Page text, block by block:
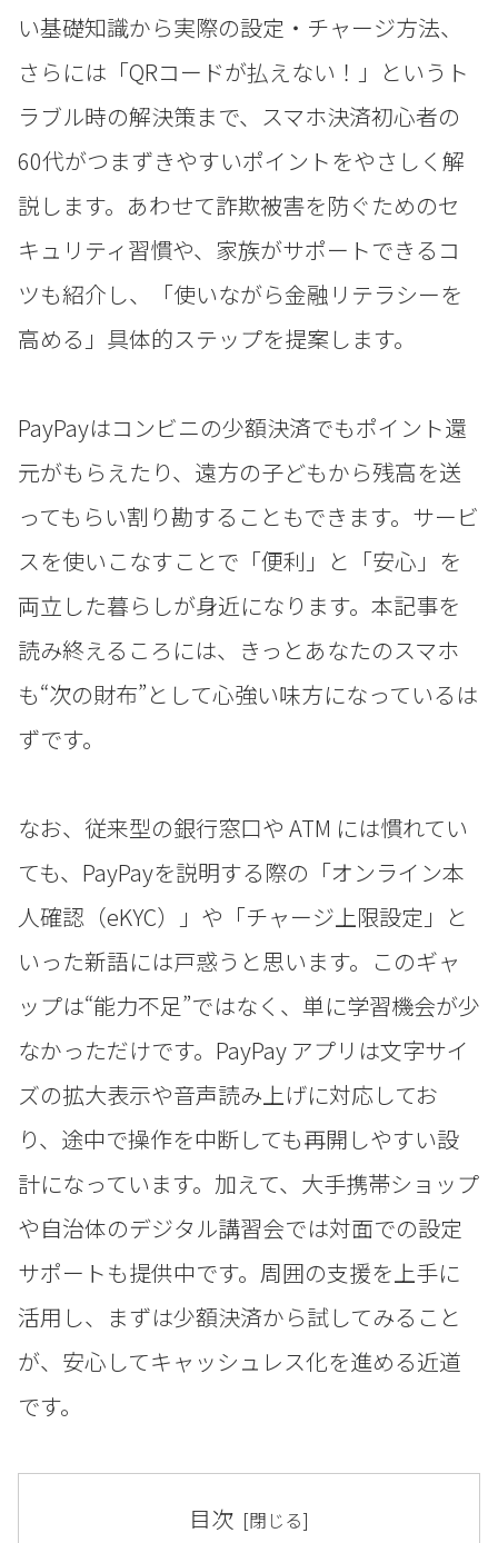
い基礎知識から実際の設定・チャージ方法、
さらには「QRコードが払えない！」というト
ラブル時の解決策まで、スマホ決済初心者の
60代がつまずきやすいポイントをやさしく解
説します。あわせて詐欺被害を防ぐためのセ
キュリティ習慣や、家族がサポートできるコ
ツも紹介し、「使いながら金融リテラシーを
高める」具体的ステップを提案します。
PayPayはコンビニの少額決済でもポイント還
元がもらえたり、遠方の子どもから残高を送
ってもらい割り勘することもできます。サービ
スを使いこなすことで「便利」と「安心」を
両立した暮らしが身近になります。本記事を
読み終えるころには、きっとあなたのスマホ
も“次の財布”として心強い味方になっているは
ずです。
なお、従来型の銀行窓口や ATM には慣れてい
ても、PayPayを説明する際の「オンライン本
人確認（eKYC）」や「チャージ上限設定」と
いった新語には戸惑うと思います。このギャ
ップは“能力不足”ではなく、単に学習機会が少
なかっただけです。PayPay アプリは文字サイ
ズの拡大表示や音声読み上げに対応してお
り、途中で操作を中断しても再開しやすい設
計になっています。加えて、大手携帯ショップ
や自治体のデジタル講習会では対面での設定
サポートも提供中です。周囲の支援を上手に
活用し、まずは少額決済から試してみること
が、安心してキャッシュレス化を進める近道
です。
目次